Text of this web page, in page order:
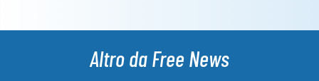
Altro da Free News